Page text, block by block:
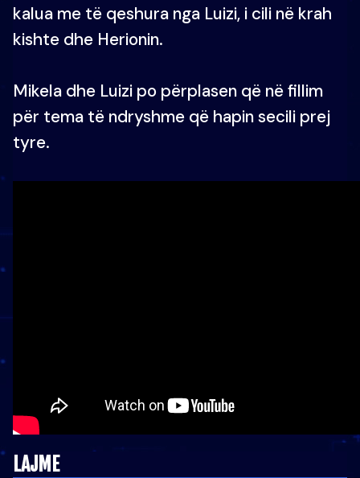
kalua me të qeshura nga Luizi, i cili në krah
kishte dhe Herionin.
Mikela dhe Luizi po përplasen që në fillim
për tema të ndryshme që hapin secili prej
tyre.
LAJME